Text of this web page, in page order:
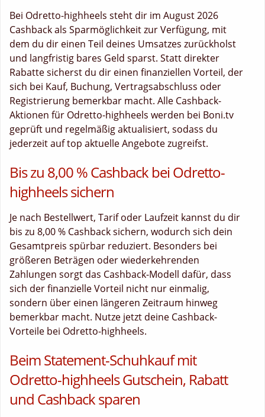
Bei Odretto-highheels steht dir im August 2026
Cashback als Sparmöglichkeit zur Verfügung, mit
dem du dir einen Teil deines Umsatzes zurückholst
und langfristig bares Geld sparst. Statt direkter
Rabatte sicherst du dir einen finanziellen Vorteil, der
sich bei Kauf, Buchung, Vertragsabschluss oder
Registrierung bemerkbar macht. Alle Cashback-
Aktionen für Odretto-highheels werden bei Boni.tv
geprüft und regelmäßig aktualisiert, sodass du
jederzeit auf top aktuelle Angebote zugreifst.
Bis zu 8,00 % Cashback bei Odretto-
highheels sichern
Je nach Bestellwert, Tarif oder Laufzeit kannst du dir
bis zu 8,00 % Cashback sichern, wodurch sich dein
Gesamtpreis spürbar reduziert. Besonders bei
größeren Beträgen oder wiederkehrenden
Zahlungen sorgt das Cashback-Modell dafür, dass
sich der finanzielle Vorteil nicht nur einmalig,
sondern über einen längeren Zeitraum hinweg
bemerkbar macht. Nutze jetzt deine Cashback-
Vorteile bei Odretto-highheels.
Beim Statement-Schuhkauf mit
Odretto-highheels Gutschein, Rabatt
und Cashback sparen